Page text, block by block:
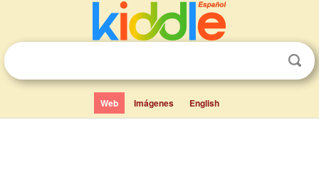
Web Imágenes English